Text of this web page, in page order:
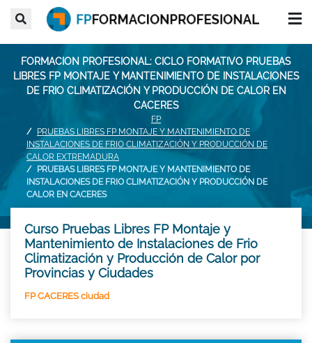
FORMACION PROFESIONAL: CICLO FORMATIVO PRUEBAS
LIBRES FP MONTAJE Y MANTENIMIENTO DE INSTALACIONES
DE FRIO CLIMATIZACIÓN Y PRODUCCIÓN DE CALOR EN
CACERES
FP
PRUEBAS LIBRES FP MONTAJE Y MANTENIMIENTO DE
INSTALACIONES DE FRIO CLIMATIZACIÓN Y PRODUCCIÓN DE
CALOR EXTREMADURA
PRUEBAS LIBRES FP MONTAJE Y MANTENIMIENTO DE
INSTALACIONES DE FRIO CLIMATIZACIÓN Y PRODUCCIÓN DE
CALOR EN CACERES
Curso Pruebas Libres FP Montaje y
Mantenimiento de Instalaciones de Frio
Climatización y Producción de Calor por
Provincias y Ciudades
FP CACERES ciudad